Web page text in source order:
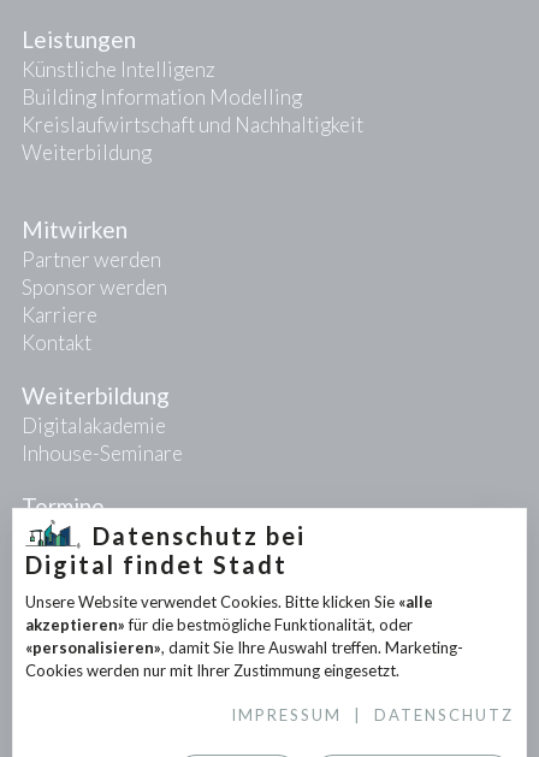
Leistungen
Künstliche Intelligenz
Building Information Modelling
Kreislaufwirtschaft und Nachhaltigkeit
Weiterbildung
Mitwirken
Partner werden
Sponsor werden
Karriere
Kontakt
Weiterbildung
Digitalakademie
Inhouse-Seminare
Termine
Projekte
PIONEER-Projekte
Forschungsprojekte
Partnerprojekte
Datenschutz bei
Digital findet Stadt
Unsere Website verwendet Cookies. Bitte klicken Sie «alle
akzeptieren»für die bestmögliche Funktionalität, oder
«personalisieren», damit Sie Ihre Auswahl treffen. Marketing-
Cookies werden nur mit Ihrer Zustimmung eingesetzt.
IMPRESSUM DATENSCHUTZ